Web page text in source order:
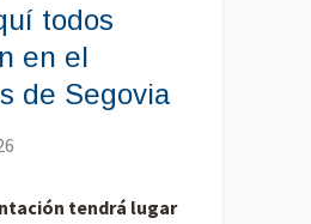
todos
en el
de Segovia
tendrá lugar